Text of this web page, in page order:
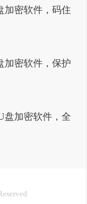
加密软件，码住
加密软件，保护
盘加密软件，全